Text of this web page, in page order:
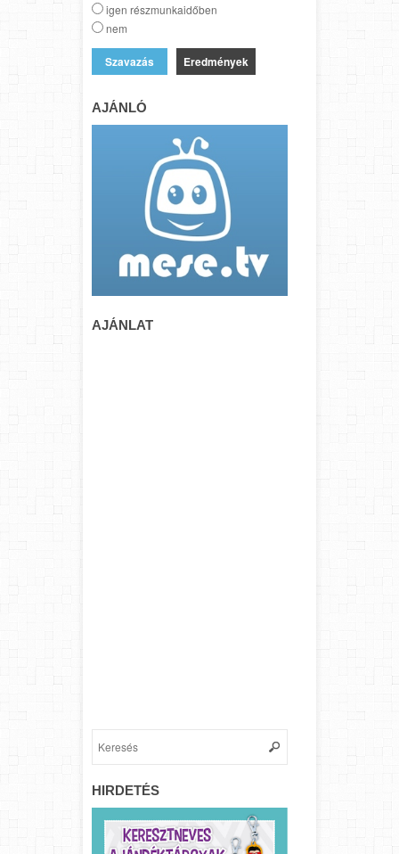
igen részmunkaidőben
nem
Eredmények
AJÁNLÓ
AJÁNLAT
HIRDETÉS